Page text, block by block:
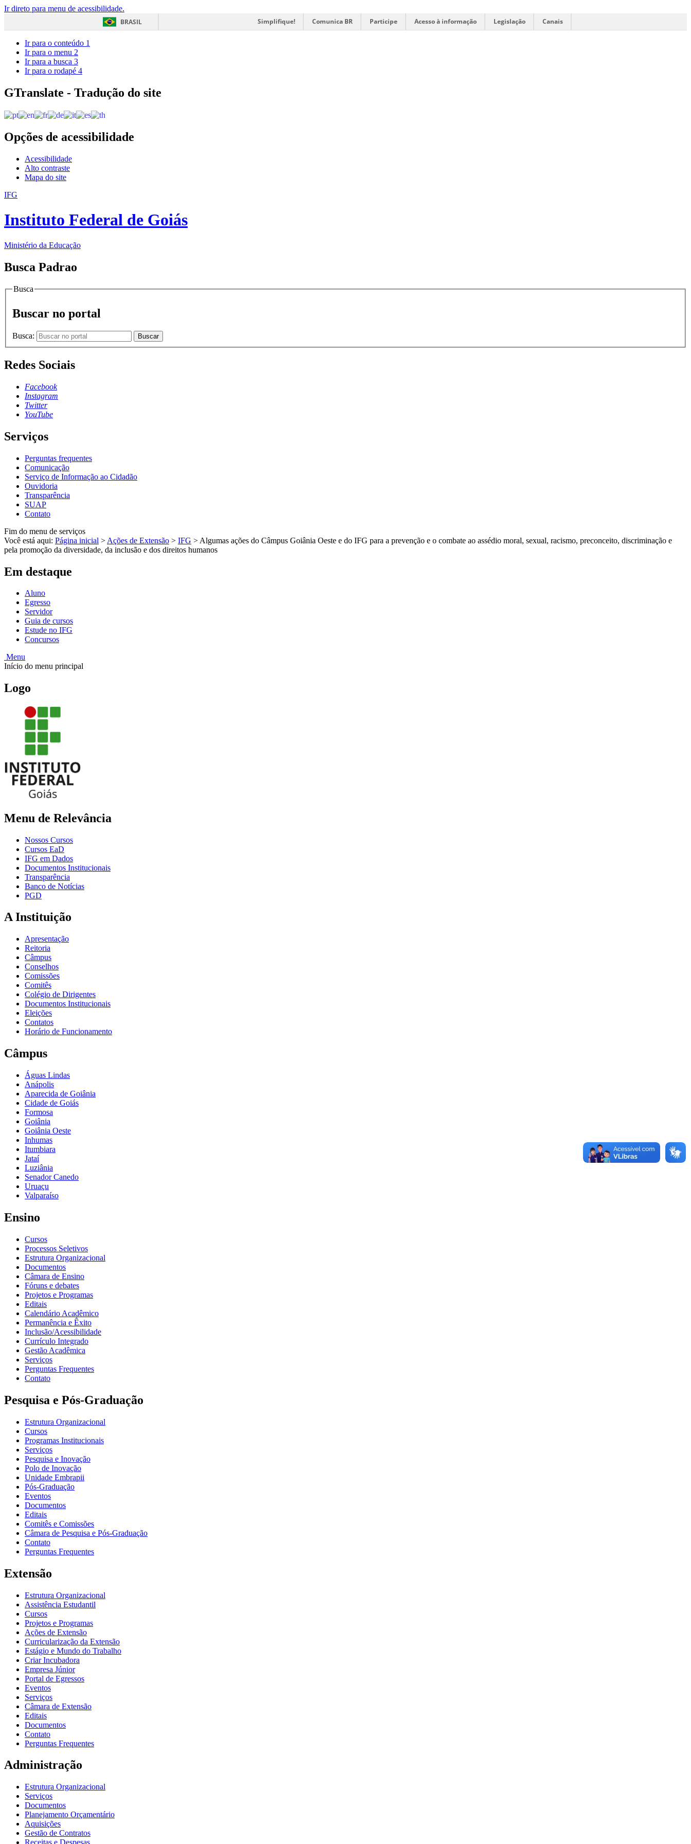
Ir direto para menu de acessibilidade.
BRASIL
Simplifique! Comunica BR Participe Acesso à informação Legislação Canais
Ir para o conteúdo 1
Ir para o menu 2
Ir para a busca 3
Ir para o rodapé 4
GTranslate - Tradução do site
Opções de acessibilidade
Acessibilidade
Alto contraste
Mapa do site
IFG
Instituto Federal de Goiás
Ministério da Educação
Busca Padrao
Busca
Buscar no portal
Busca: Buscar
Redes Sociais
Facebook
Instagram
Twitter
YouTube
Serviços
Perguntas frequentes
Comunicação
Serviço de Informação ao Cidadão
Ouvidoria
Transparência
SUAP
Contato
Fim do menu de serviços
Você está aqui: Página inicial > Ações de Extensão > IFG > Algumas ações do Câmpus Goiânia Oeste e do IFG para a prevenção e o combate ao assédio moral, sexual, racismo, preconceito, discriminação e
pela promoção da diversidade, da inclusão e dos direitos humanos
Em destaque
Aluno
Egresso
Servidor
Guia de cursos
Estude no IFG
Concursos
Menu
Início do menu principal
Logo
Menu de Relevância
Nossos Cursos
Cursos EaD
IFG em Dados
Documentos Institucionais
Transparência
Banco de Notícias
PGD
A Instituição
Apresentação
Reitoria
Câmpus
Conselhos
Comissões
Comitês
Colégio de Dirigentes
Documentos Institucionais
Eleições
Contatos
Horário de Funcionamento
Câmpus
Águas Lindas
Anápolis
Aparecida de Goiânia
Cidade de Goiás
Formosa
Goiânia
Goiânia Oeste
Inhumas
Itumbiara
Jataí
Luziânia
Senador Canedo
Uruaçu
Valparaíso
Ensino
Cursos
Processos Seletivos
Estrutura Organizacional
Documentos
Câmara de Ensino
Fóruns e debates
Projetos e Programas
Editais
Calendário Acadêmico
Permanência e Êxito
Inclusão/Acessibilidade
Currículo Integrado
Gestão Acadêmica
Serviços
Perguntas Frequentes
Contato
Pesquisa e Pós-Graduação
Estrutura Organizacional
Cursos
Programas Institucionais
Serviços
Pesquisa e Inovação
Polo de Inovação
Unidade Embrapii
Pós-Graduação
Eventos
Documentos
Editais
Comitês e Comissões
Câmara de Pesquisa e Pós-Graduação
Contato
Perguntas Frequentes
Extensão
Estrutura Organizacional
Assistência Estudantil
Cursos
Projetos e Programas
Ações de Extensão
Curricularização da Extensão
Estágio e Mundo do Trabalho
Criar Incubadora
Empresa Júnior
Portal de Egressos
Eventos
Serviços
Câmara de Extensão
Editais
Documentos
Contato
Perguntas Frequentes
Administração
Estrutura Organizacional
Serviços
Documentos
Planejamento Orçamentário
Aquisições
Gestão de Contratos